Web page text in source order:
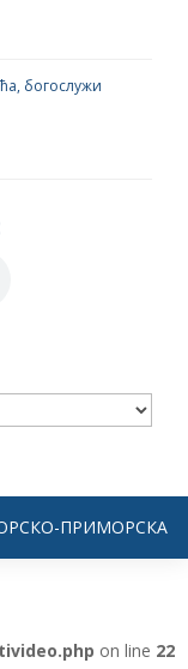
богослужи
ПРИМОРСКА
on line 22